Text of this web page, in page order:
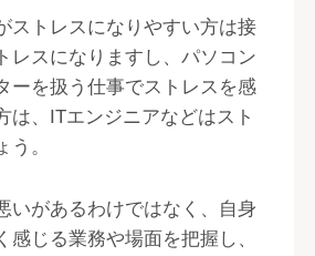
ストレスになりやすい方は接
レスになりますし、パソコン
ーを扱う仕事でストレスを感
は、ITエンジニアなどはスト
う。
いがあるわけではなく、自身
感じる業務や場面を把握し、